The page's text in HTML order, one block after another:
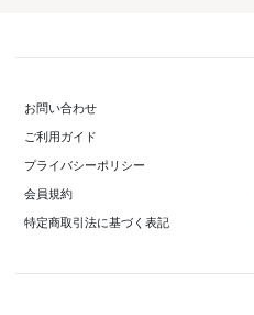
お問い合わせ
ご利用ガイド
プライバシーポリシー
会員規約
特定商取引法に基づく表記